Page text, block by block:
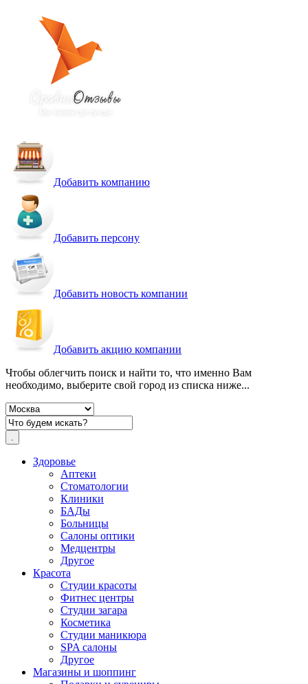
Добавить компанию
Добавить персону
Добавить новость компании
Добавить акцию компании
Чтобы облегчить поиск и найти то, что именно Вам
необходимо, выберите свой город из списка ниже...
Здоровье
Аптеки
Стоматологии
Клиники
БАДы
Больницы
Салоны оптики
Медцентры
Другое
Красота
Студии красоты
Фитнес центры
Студии загара
Косметика
Студии маникюра
SPA салоны
Другое
Магазины и шоппинг